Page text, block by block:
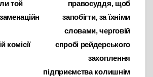
правосуддя, щоб
запобігти, за їхніми
словами, черговій
спробі рейдерського
захоплення
підприємства колишнім
той
комісії